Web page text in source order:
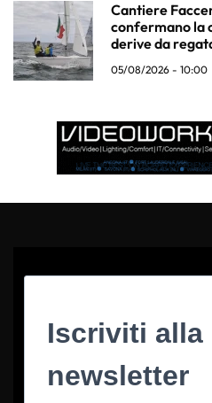
Cantiere
confermano la
derive da
05/08/2026 - 10:00
Iscriviti alla
newsletter